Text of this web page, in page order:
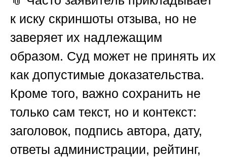
к иску скриншоты отзыва, но не
заверяет их надлежащим
образом. Суд может не принять их
как допустимые доказательства.
Кроме того, важно сохранить не
только сам текст, но и контекст:
заголовок, подпись автора, дату,
ответы администрации, рейтинг,